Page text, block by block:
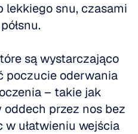
lekkiego snu, czasami
są wystarczająco
poczucie oderwania
– takie jak
oddech przez nos bez
ułatwieniu wejścia